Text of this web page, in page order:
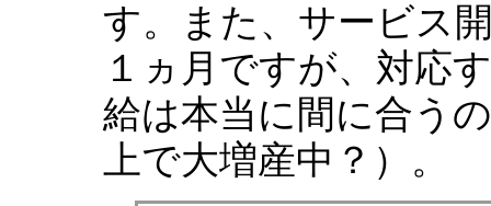
す。また、サービス
１ヵ月ですが、対応
給は本当に間に合う
上で大増産中？）。